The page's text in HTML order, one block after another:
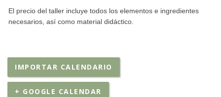
El precio del taller incluye todos los elementos e ingredientes
necesarios, así como material didáctico.
IMPORTAR CALENDARIO
+ GOOGLE CALENDAR